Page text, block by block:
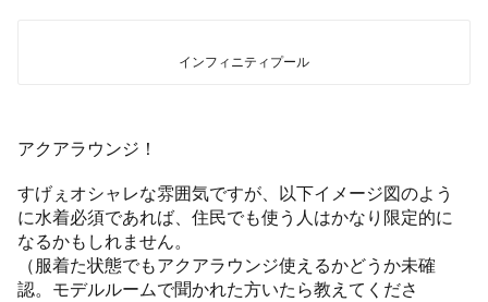
インフィニティプール
アクアラウンジ！
すげぇオシャレな雰囲気ですが、以下イメージ図のよう
に水着必須であれば、住民でも使う人はかなり限定的に
なるかもしれません。
（服着た状態でもアクアラウンジ使えるかどうか未確
認。モデルルームで聞かれた方いたら教えてくださ